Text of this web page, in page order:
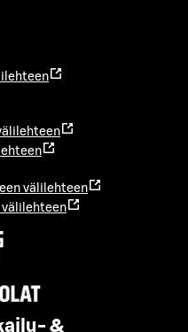
välilehteen
välilehteen
&